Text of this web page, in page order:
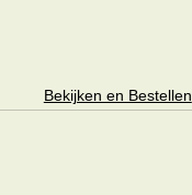
Bekijken en Bestellen